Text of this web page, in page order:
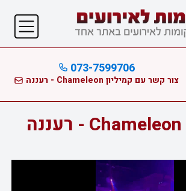
073-7599706
צור קשר עם קמיליון Chameleon - רעננה